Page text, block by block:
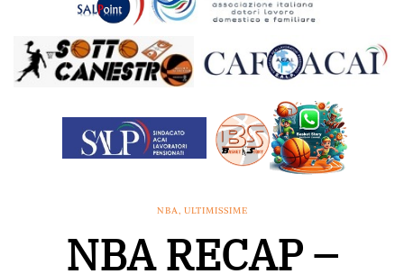
NBA, ULTIMISSIME
NBA RECAP –